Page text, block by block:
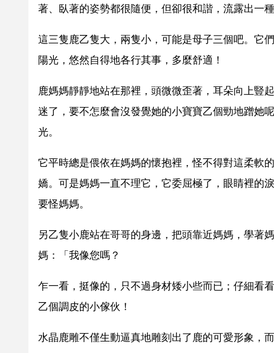
著、臥著的姿勢都很隨便，但卻很和諧，流露出一種
這三隻鹿乙隻大，兩隻小，可能是母子三個吧。它
陽光，悠然自得地各行其事，多麼舒適！
鹿媽媽靜靜地站在那裡，頭微微歪著，耳朵向上豎
迷了，要不怎麼會沒發覺她的小寶寶乙個勁地蹭她
光。
它平時總是偎依在媽媽的懷抱裡，怪不得對這柔軟
嬌。可是媽媽一直不理它，它委屈極了，眼睛裡
要怪媽媽。
另乙隻小鹿站在哥哥的身邊，把頭靠近媽媽，學著
媽：「我像您嗎？
乍一看，挺像的，只不過身材矮小些而已；仔細看
乙個調皮的小傢伙！
水晶鹿雕不僅生動逼真地雕刻出了鹿的可愛形象，